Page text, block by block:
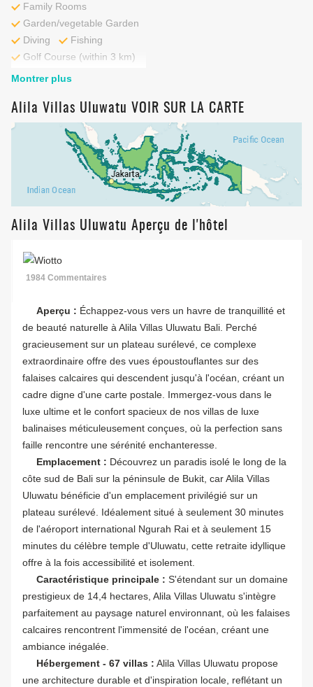
Family Rooms
Garden/vegetable Garden
Diving
Fishing
Golf Course (within 3 km)
Indoor pool
Windsurfing
Cycling
Fitness centre
Montrer plus
Alila Villas Uluwatu VOIR SUR LA CARTE
Alila Villas Uluwatu Aperçu de l'hôtel
Aperçu : Échappez-vous vers un havre de tranquillité et
de beauté naturelle à Alila Villas Uluwatu Bali. Perché
gracieusement sur un plateau surélevé, ce complexe
extraordinaire offre des vues époustouflantes sur des
falaises calcaires qui descendent jusqu'à l'océan, créant un
cadre digne d'une carte postale. Immergez-vous dans le
luxe ultime et le confort spacieux de nos villas de luxe
balinaises méticuleusement conçues, où la perfection sans
faille rencontre une sérénité enchanteresse.
Emplacement : Découvrez un paradis isolé le long de la
côte sud de Bali sur la péninsule de Bukit, car Alila Villas
Uluwatu bénéficie d'un emplacement privilégié sur un
plateau surélevé. Idéalement situé à seulement 30 minutes
de l'aéroport international Ngurah Rai et à seulement 15
minutes du célèbre temple d'Uluwatu, cette retraite idyllique
offre à la fois accessibilité et isolement.
Caractéristique principale : S'étendant sur un domaine
prestigieux de 14,4 hectares, Alila Villas Uluwatu s'intègre
parfaitement au paysage naturel environnant, où les falaises
calcaires rencontrent l'immensité de l'océan, créant une
ambiance inégalée.
Hébergement - 67 villas : Alila Villas Uluwatu propose
une architecture durable et d'inspiration locale, reflétant un
1984 Commentaires